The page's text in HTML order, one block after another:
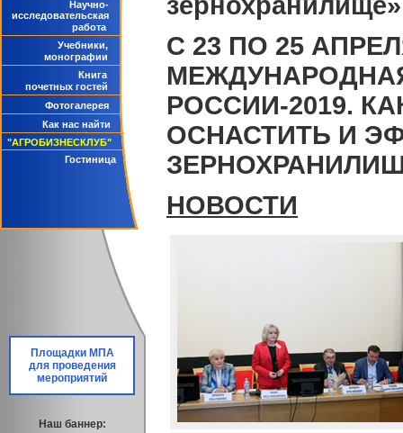
Научно-
исследовательская
работа
Учебники,
монографии
Книга
почетных гостей
Фотогалерея
Как нас найти
"АГРОБИЗНЕСКЛУБ"
Гостиница
Площадки МПА
для проведения
мероприятий
Наш баннер:
С 23 ПО 25
РОССИИ-2019.
ОСНАСТИТЬ И
НОВОСТИ